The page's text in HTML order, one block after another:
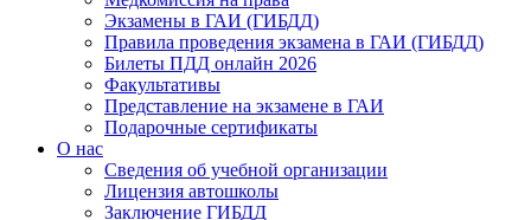
Экзамены в ГАИ (ГИБДД)
Правила проведения экзамена в ГАИ (ГИБДД)
Билеты ПДД онлайн 2026
Факультативы
Представление на экзамене в ГАИ
Подарочные сертификаты
О нас
Сведения об учебной организации
Лицензия автошколы
Заключение ГИБДД